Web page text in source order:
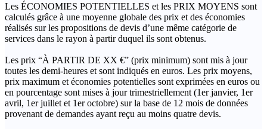
Les ÉCONOMIES POTENTIELLES et les PRIX MOYENS sont
calculés grâce à une moyenne globale des prix et des économies
réalisés sur les propositions de devis d’une même catégorie de
services dans le rayon à partir duquel ils sont obtenus.
Les prix “À PARTIR DE XX €” (prix minimum) sont mis à jour
toutes les demi-heures et sont indiqués en euros. Les prix moyens,
prix maximum et économies potentielles sont exprimées en euros ou
en pourcentage sont mises à jour trimestriellement (1er janvier, 1er
avril, 1er juillet et 1er octobre) sur la base de 12 mois de données
provenant de demandes ayant reçu au moins quatre devis.